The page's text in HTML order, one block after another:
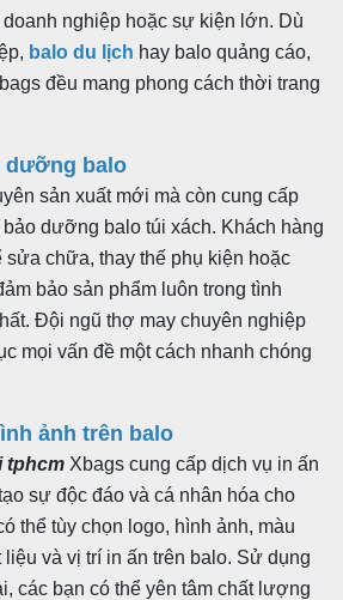
nghiệp hoặc sự kiện lớn. Dù
balo du lịch hay balo quảng cáo,
đều mang phong cách thời trang
dưỡng balo
sản xuất mới mà còn cung cấp
dưỡng balo túi xách. Khách hàng
chữa, thay thế phụ kiện hoặc
bảo sản phẩm luôn trong tình
Đội ngũ thợ may chuyên nghiệp
mọi vấn đề một cách nhanh chóng
ảnh trên balo
tphcm Xbags cung cấp dịch vụ in ấn
sự độc đáo và cá nhân hóa cho
thể tùy chọn logo, hình ảnh, màu
và vị trí in ấn trên balo. Sử dụng
các bạn có thể yên tâm chất lượng